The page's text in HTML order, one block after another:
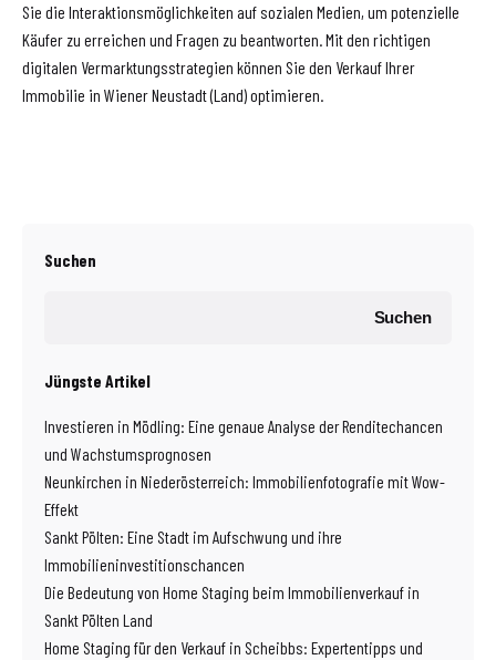
Sie die Interaktionsmöglichkeiten auf sozialen Medien, um potenzielle
Käufer zu erreichen und Fragen zu beantworten. Mit den richtigen
digitalen Vermarktungsstrategien können Sie den Verkauf Ihrer
Immobilie in Wiener Neustadt (Land) optimieren.
Suchen
Suchen
Jüngste Artikel
Investieren in Mödling: Eine genaue Analyse der Renditechancen
und Wachstumsprognosen
Neunkirchen in Niederösterreich: Immobilienfotografie mit Wow-
Effekt
Sankt Pölten: Eine Stadt im Aufschwung und ihre
Immobilieninvestitionschancen
Die Bedeutung von Home Staging beim Immobilienverkauf in
Sankt Pölten Land
Home Staging für den Verkauf in Scheibbs: Expertentipps und